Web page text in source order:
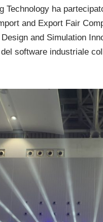
Technology ha
and Export Fair
and Simulation
software industriale